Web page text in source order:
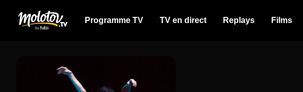
Programme TV TV en direct Replays Films